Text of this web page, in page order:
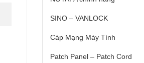
SINO – VANLOCK
Cáp Mạng Máy Tính
Patch Panel – Patch Cord